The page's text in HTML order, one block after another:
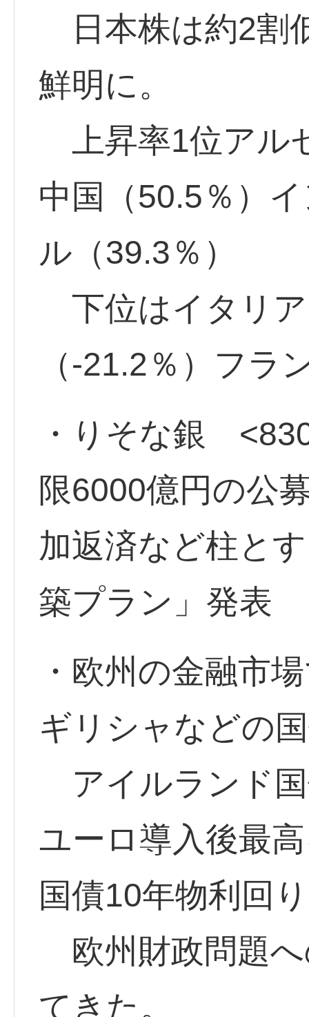
日本株は約2割
鮮明に。
上昇率1位アル
中国（50.5％）
ル（39.3％）
下位はイタリ
（-21.2％）フラ
・りそな銀
限6000億円の公
加返済など柱と
築プラン」発表
・欧州の金融市
ギリシャなどの
アイルランド
ユーロ導入後最
国債10年物利回
欧州財政問題
てきた。